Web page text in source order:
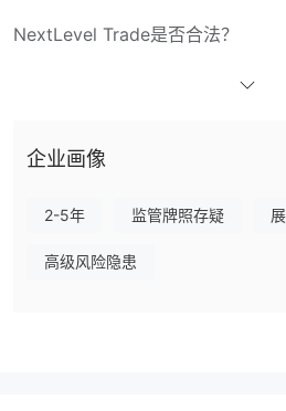
NextLevel Trade是否合法？
NextLevel Trade提供6类交易工具，包
企业画像
2-5年 监管牌照存疑
高级风险隐患